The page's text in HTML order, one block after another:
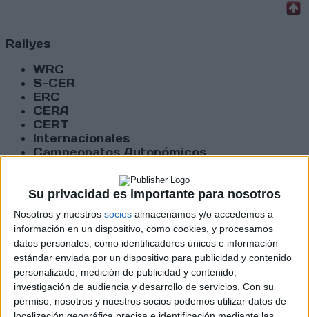
Su privacidad es importante para nosotros
Nosotros y nuestros socios almacenamos y/o accedemos a
información en un dispositivo, como cookies, y procesamos
datos personales, como identificadores únicos e información
estándar enviada por un dispositivo para publicidad y contenido
personalizado, medición de publicidad y contenido,
investigación de audiencia y desarrollo de servicios. Con su
permiso, nosotros y nuestros socios podemos utilizar datos de
Rallyes
WRC
S-CER
ERC
CERA
CERT
Internacionales
Campeonatos Autonómicos
RallyCross
Circuitos
F1
Fórmula E
F2 / F3 / F4
Resistencia
Indycar